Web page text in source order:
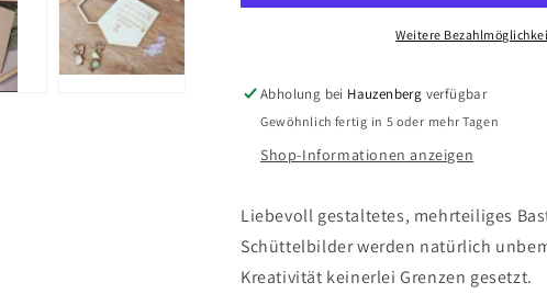
Wimpel
ein
Fuchs
Wimpel
ein
Fuchs
Weitere
Abholung bei Hauzenberg verfügbar
Gewöhnlich fertig in 5 oder mehr Tagen
Shop-Informationen anzeigen
Liebevoll gestaltetes, mehrteiliges
Schüttelbilder werden natürlich
Kreativität keinerlei Grenzen gesetzt.